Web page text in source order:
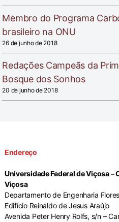
Membro do Programa
brasileiro na ONU
26 de junho de 2018
Redações Campeãs da
Bosque dos Sonhos
20 de junho de 2018
Endereço
Universidade Federal de Viçosa –
Viçosa
Departamento de Engenharia
Edifício Reinaldo de Jesus Araújo
Avenida Peter Henry Rolfs, s/n –